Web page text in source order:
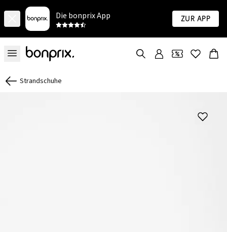
Die bonprix App Zur App
Strandschuhe